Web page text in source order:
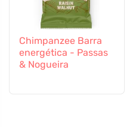
Chimpanzee Barra
energética - Passas
& Nogueira